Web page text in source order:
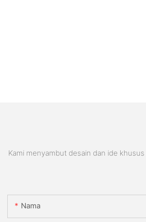
Kami menyambut desain dan ide
Nama